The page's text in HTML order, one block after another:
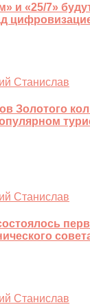
и «25/7»
Станислав
Золотого
Станислав
Станислав